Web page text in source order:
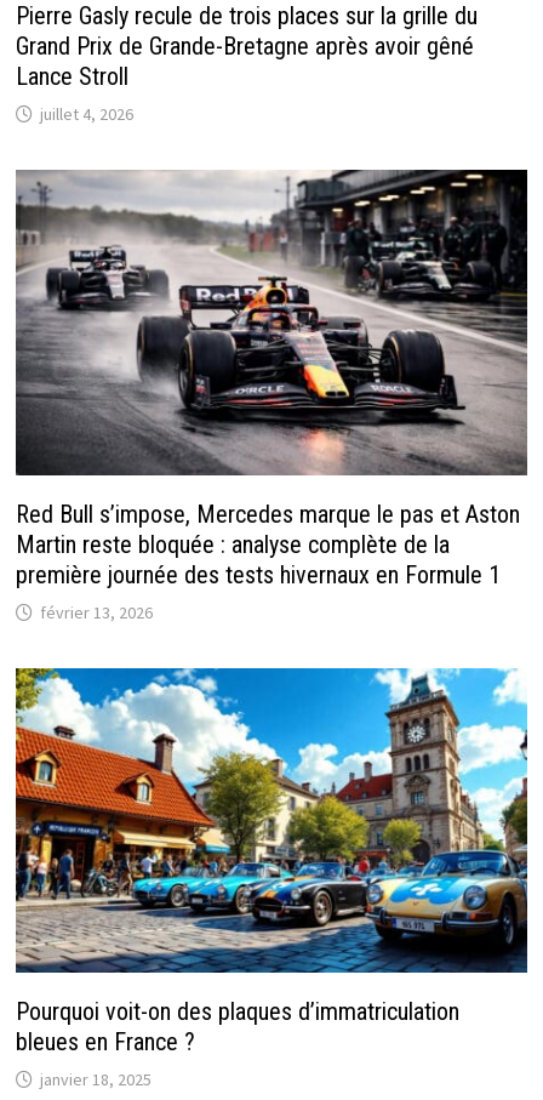
Pierre Gasly recule de trois places sur la grille du
Grand Prix de Grande-Bretagne après avoir gêné
Lance Stroll
juillet 4, 2026
Red Bull s’impose, Mercedes marque le pas et Aston
Martin reste bloquée : analyse complète de la
première journée des tests hivernaux en Formule 1
février 13, 2026
Pourquoi voit-on des plaques d’immatriculation
bleues en France ?
janvier 18, 2025